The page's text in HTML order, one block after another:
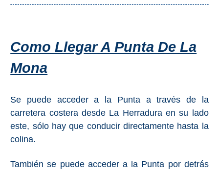
Como Llegar A Punta De La
Mona
Se puede acceder a la Punta a través de la
carretera costera desde La Herradura en su lado
este, sólo hay que conducir directamente hasta la
colina.
También se puede acceder a la Punta por detrás